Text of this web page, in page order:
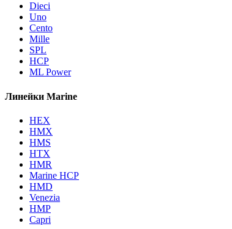
Dieci
Uno
Cento
Mille
SPL
HCP
ML Power
Линейки Marine
HEX
HMX
HMS
HTX
HMR
Marine HCP
HMD
Venezia
HMP
Capri